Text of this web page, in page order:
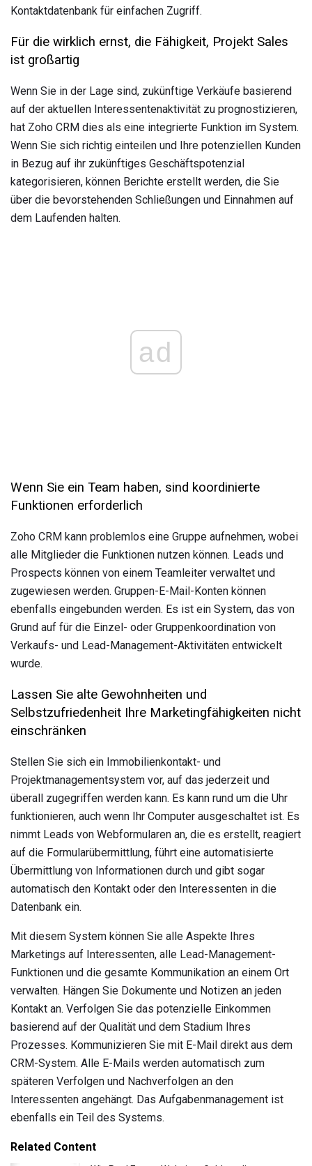
Kontaktdatenbank für einfachen Zugriff.
Für die wirklich ernst, die Fähigkeit, Projekt Sales
ist großartig
Wenn Sie in der Lage sind, zukünftige Verkäufe basierend
auf der aktuellen Interessentenaktivität zu prognostizieren,
hat Zoho CRM dies als eine integrierte Funktion im System.
Wenn Sie sich richtig einteilen und Ihre potenziellen Kunden
in Bezug auf ihr zukünftiges Geschäftspotenzial
kategorisieren, können Berichte erstellt werden, die Sie
über die bevorstehenden Schließungen und Einnahmen auf
dem Laufenden halten.
ad
Wenn Sie ein Team haben, sind koordinierte
Funktionen erforderlich
Zoho CRM kann problemlos eine Gruppe aufnehmen, wobei
alle Mitglieder die Funktionen nutzen können. Leads und
Prospects können von einem Teamleiter verwaltet und
zugewiesen werden. Gruppen-E-Mail-Konten können
ebenfalls eingebunden werden. Es ist ein System, das von
Grund auf für die Einzel- oder Gruppenkoordination von
Verkaufs- und Lead-Management-Aktivitäten entwickelt
wurde.
Lassen Sie alte Gewohnheiten und
Selbstzufriedenheit Ihre Marketingfähigkeiten nicht
einschränken
Stellen Sie sich ein Immobilienkontakt- und
Projektmanagementsystem vor, auf das jederzeit und
überall zugegriffen werden kann. Es kann rund um die Uhr
funktionieren, auch wenn Ihr Computer ausgeschaltet ist. Es
nimmt Leads von Webformularen an, die es erstellt, reagiert
auf die Formularübermittlung, führt eine automatisierte
Übermittlung von Informationen durch und gibt sogar
automatisch den Kontakt oder den Interessenten in die
Datenbank ein.
Mit diesem System können Sie alle Aspekte Ihres
Marketings auf Interessenten, alle Lead-Management-
Funktionen und die gesamte Kommunikation an einem Ort
verwalten. Hängen Sie Dokumente und Notizen an jeden
Kontakt an. Verfolgen Sie das potenzielle Einkommen
basierend auf der Qualität und dem Stadium Ihres
Prozesses. Kommunizieren Sie mit E-Mail direkt aus dem
CRM-System. Alle E-Mails werden automatisch zum
späteren Verfolgen und Nachverfolgen an den
Interessenten angehängt. Das Aufgabenmanagement ist
ebenfalls ein Teil des Systems.
Related Content